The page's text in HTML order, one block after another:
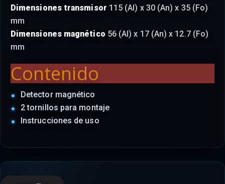
Dimensiones transmisor 115 (Al) x 30 (An) x 35 (Fo)
mm
Dimensiones magnético 56 (Al) x 17 (An) x 12.7 (Fo)
mm
Contenido
Detector magnético
2 tornillos para montaje
Instrucciones de uso